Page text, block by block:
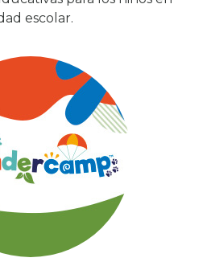
escolar.